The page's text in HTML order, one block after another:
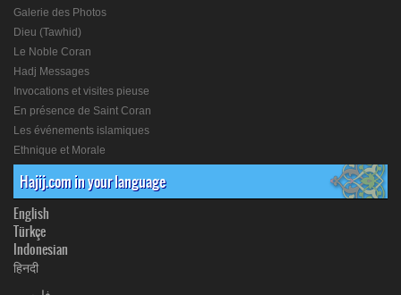
Galerie des Photos
Dieu (Tawhid)
Le Noble Coran
Hadj Messages
Invocations et visites pieuse
En présence de Saint Coran
Les événements islamiques
Ethnique et Morale
Hajij.com in your language
English
Türkçe
Indonesian
हिनदी